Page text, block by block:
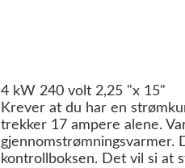
4 kW 240 volt 2,25 "x 15"
Krever at du har en
trekker 17 ampere alene.
gjennomstrømningsvarmer.
kontrollboksen. Det vil si at